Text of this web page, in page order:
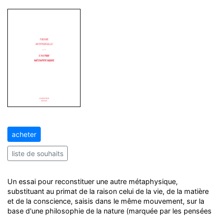
acheter
liste de souhaits
Un essai pour reconstituer une autre métaphysique,
substituant au primat de la raison celui de la vie, de la matière
et de la conscience, saisis dans le même mouvement, sur la
base d'une philosophie de la nature (marquée par les pensées